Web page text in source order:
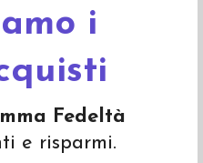
i
Fedeltà
e risparmi.